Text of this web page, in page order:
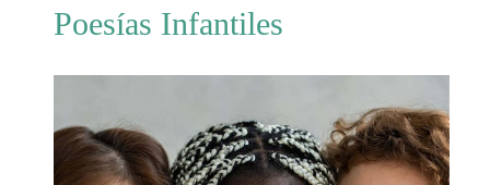
Poesías Infantiles